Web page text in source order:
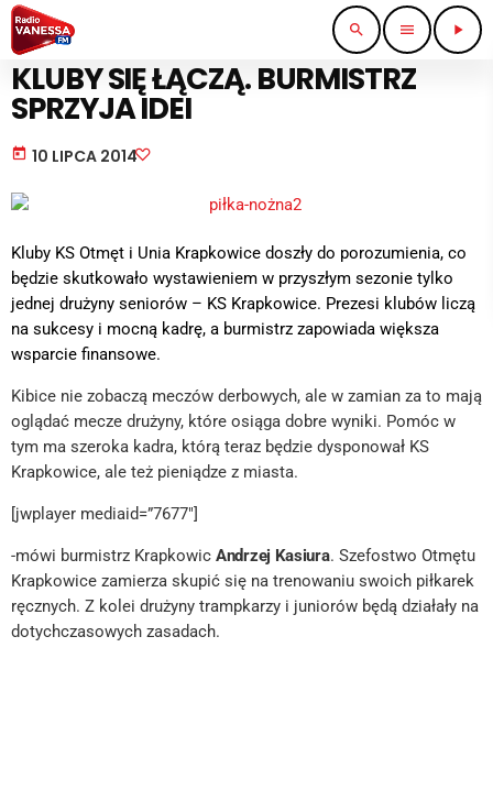
search menu play_arrow
SPORT I TURYSTYKA
KLUBY SIĘ ŁĄCZĄ. BURMISTRZ
SPRZYJA IDEI
today 10 LIPCA 2014
Kluby KS Otmęt i Unia Krapkowice doszły do porozumienia, co
będzie skutkowało wystawieniem w przyszłym sezonie tylko
jednej drużyny seniorów – KS Krapkowice. Prezesi klubów liczą
na sukcesy i mocną kadrę, a burmistrz zapowiada większa
wsparcie finansowe.
Kibice nie zobaczą meczów derbowych, ale w zamian za to mają
oglądać mecze drużyny, które osiąga dobre wyniki. Pomóc w
tym ma szeroka kadra, którą teraz będzie dysponował KS
Krapkowice, ale też pieniądze z miasta.
[jwplayer mediaid=”7677″]
-mówi burmistrz Krapkowic Andrzej Kasiura. Szefostwo Otmętu
Krapkowice zamierza skupić się na trenowaniu swoich piłkarek
ręcznych. Z kolei drużyny trampkarzy i juniorów będą działały na
dotychczasowych zasadach.